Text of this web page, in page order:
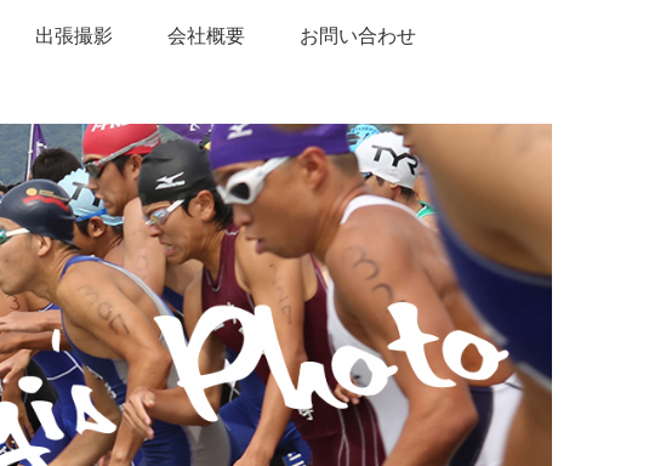
出張撮影 会社概要 お問い合わせ